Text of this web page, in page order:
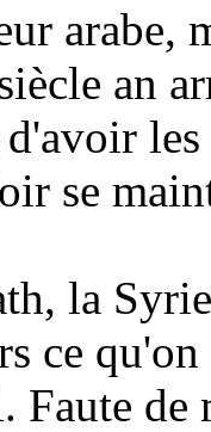
arabe,
an
se
la
ce
de